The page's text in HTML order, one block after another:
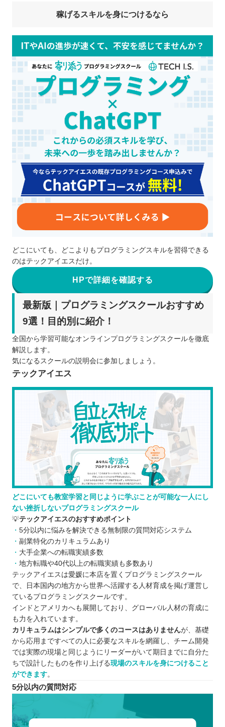
稼げるスキルを身につけるなら
どこにいても、どこよりもプログラミングスキルを習得できる
のはテックアイエスだけ。
HPで詳細を確認する
最新版｜プログラミングスクールおすすめ
9選！目的別に紹介！
全国から学習可能なオンラインプログラミングスクールを徹底
解説します。
気になるスクールの説明会に参加しましょう。
テックアイエス
どこにいても教室学習と同じように学ぶことが可能な一人にし
ない挫折しないプログラミングスクール
💡テックアイエスのおすすめポイント
5分以内に悩みを解決できる無制限の質問対応システム
副業特化のカリキュラムあり
大手企業への転職実績多数
地方転職や40代以上の転職実績も多数あり
テックアイエスは愛媛に本店を置くプログラミングスクール
で、日本国内の地方から世界へ活躍する人材育成を掲げ運営し
ているプログラミングスクールです。
インドとアメリカへも展開しており、グローバル人材の育成に
も力を入れています。
カリキュラムはシンプルで多くのコースはありませんが、基礎
から応用まですべての人に必要なスキルを網羅し、チーム開発
では実際の現場と同じようにリーダーがいて期日までに自分た
ちで設計したものを作り上げる現場のスキルを身につけること
ができます。
5分以内の質問対応